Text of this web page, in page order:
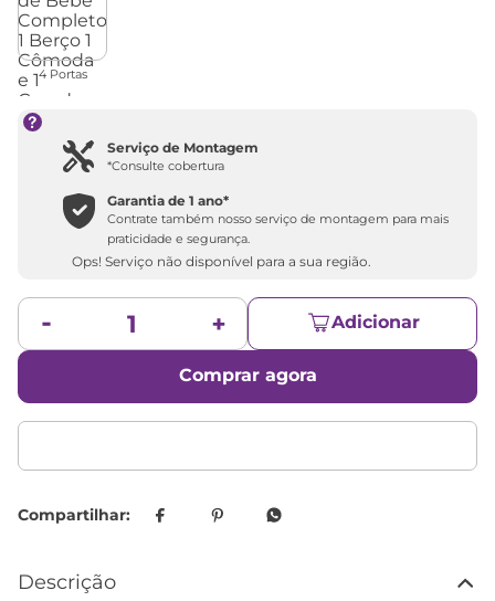
4 Portas
Serviço de Montagem
*Consulte cobertura
Garantia de 1 ano*
Contrate também nosso serviço de montagem para mais
praticidade e segurança.
Ops! Serviço não disponível para a sua região.
Adicionar
Comprar agora
Descrição